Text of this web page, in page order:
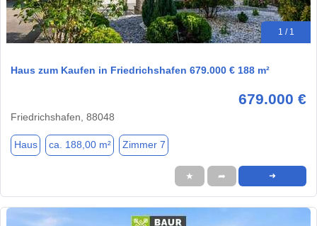
1 / 1
Haus zum Kaufen in Friedrichshafen 679.000 € 188 m²
679.000 €
Friedrichshafen, 88048
Haus ca. 188,00 m² Zimmer 7
★ ➦ ➜